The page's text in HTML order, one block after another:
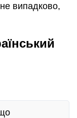
випадково,